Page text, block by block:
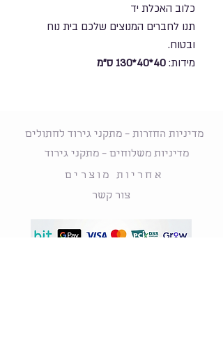
כלוב האכלת יד
תנו לחברים המנוצים שלכם בית נוח
ובטוח.
מידות: 40*40*130 ס"מ
מדיניות החזרות – מתקני גירוד לחתולים
מדיניות משלוחים – מתקני גירוד
אחריות מוצרים
צור קשר